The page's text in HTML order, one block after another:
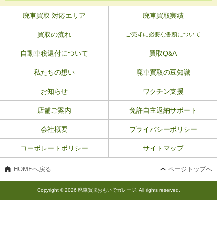
廃車買取 対応エリア 廃車買取実績
買取の流れ ご売却に必要な書類について
自動車税還付について 買取Q&A
私たちの想い 廃車買取の豆知識
お知らせ ワクチン支援
店舗ご案内 免許自主返納サポート
会社概要 プライバシーポリシー
コーポレートポリシー サイトマップ
HOMEへ戻る ページトップへ
Copyright © 2026 廃車買取おもいでガレージ. All rights reserved.